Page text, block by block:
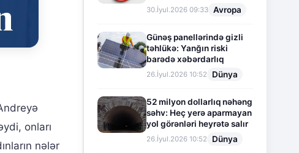
onları
nələr
30.İyul.2026 09:33 Avropa
Günəş panellərində gizli
təhlükə: Yanğın riski
barədə xəbərdarlıq
26.İyul.2026 10:52 Dünya
52 milyon dollarlıq nəhəng
səhv: Heç yerə aparmayan
yol görənləri heyrətə salır
26.İyul.2026 10:52 Dünya